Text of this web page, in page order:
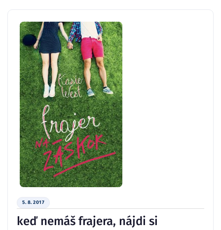
5. 8. 2017
keď nemáš frajera, nájdi si